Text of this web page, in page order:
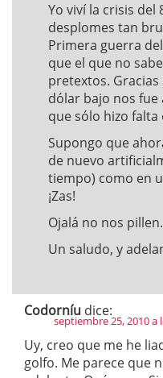
Yo viví la crisis del
desplomes tan
Primera guerra
que el que no
pretextos.
dólar bajo nos fue
que sólo hizo
Supongo que
de nuevo
tiempo) como en
¡Zas!
Ojalá no nos pillen.
Un saludo, y
Codorníu dice:
septiembre 25, 2010 a
Uy, creo que me he
golfo. Me parece que